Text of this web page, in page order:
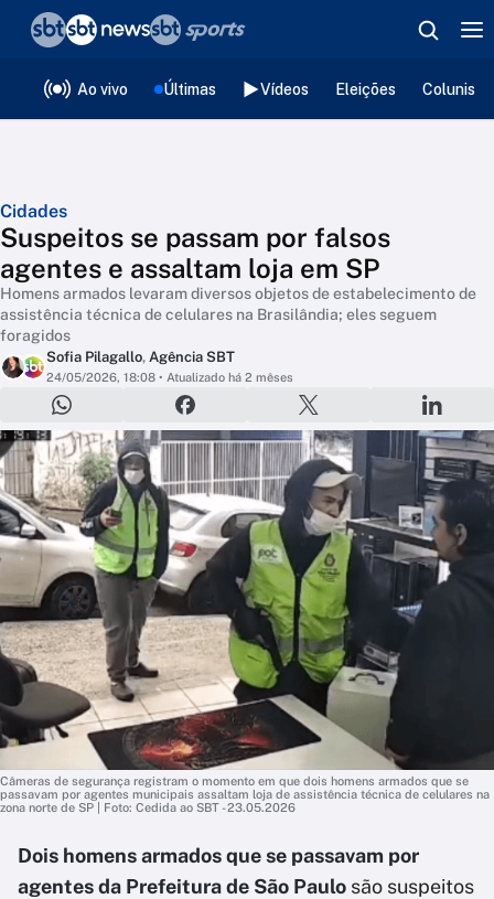
Ao vivo Últimas Vídeos Eleições
Cidades
Suspeitos se passam por falsos
agentes e assaltam loja em SP
Homens armados levaram diversos objetos de estabelecimento de
assistência técnica de celulares na Brasilândia; eles seguem
foragidos
Sofia Pilagallo, Agência SBT
24/05/2026, 18:08 • Atualizado há 2 mêses
Câmeras de segurança registram o momento em que dois homens armados que se
passavam por agentes municipais assaltam loja de assistência técnica de celulares na
zona norte de SP | Foto: Cedida ao SBT - 23.05.2026
Dois homens armados que se passavam por
agentes da Prefeitura de São Paulo são suspeitos
❮voltar
Editorias